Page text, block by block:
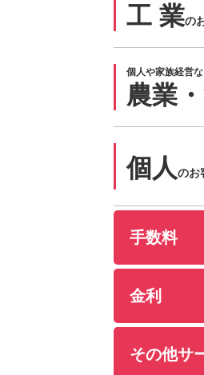
工 業の
個人や家族経営な
農業
個人のお
手数料
金利
その他サ